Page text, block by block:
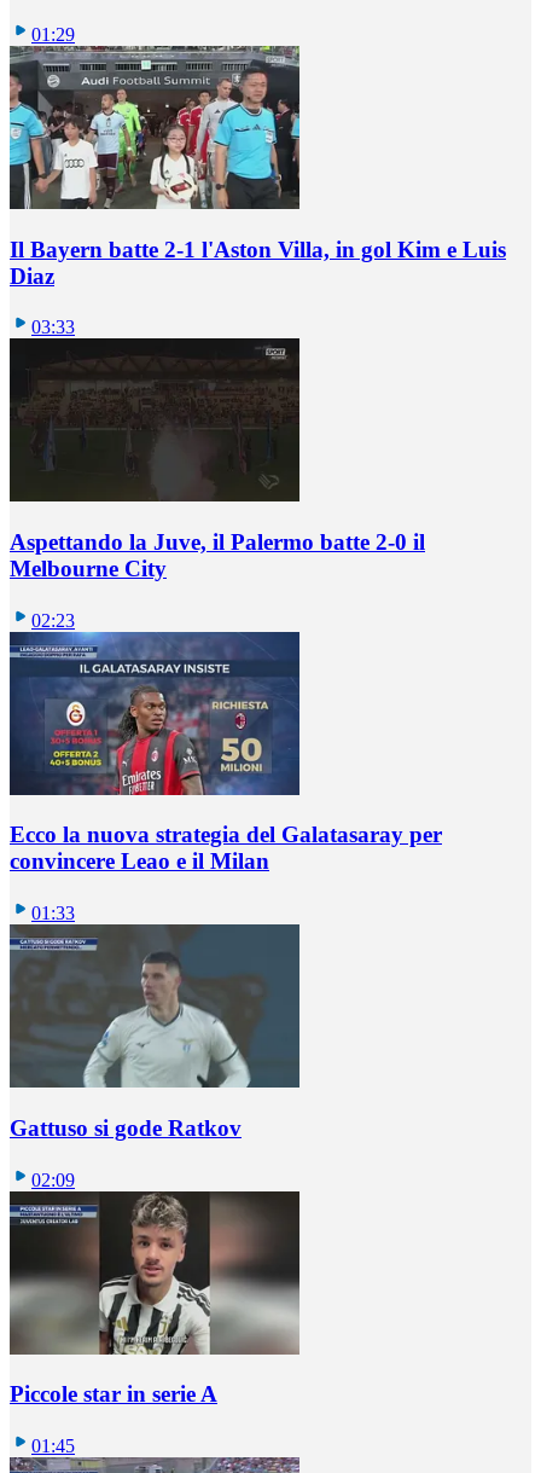
01:29
Il Bayern batte 2-1 l'Aston Villa, in gol Kim e Luis
Diaz
03:33
Aspettando la Juve, il Palermo batte 2-0 il
Melbourne City
02:23
Ecco la nuova strategia del Galatasaray per
convincere Leao e il Milan
01:33
Gattuso si gode Ratkov
02:09
Piccole star in serie A
01:45